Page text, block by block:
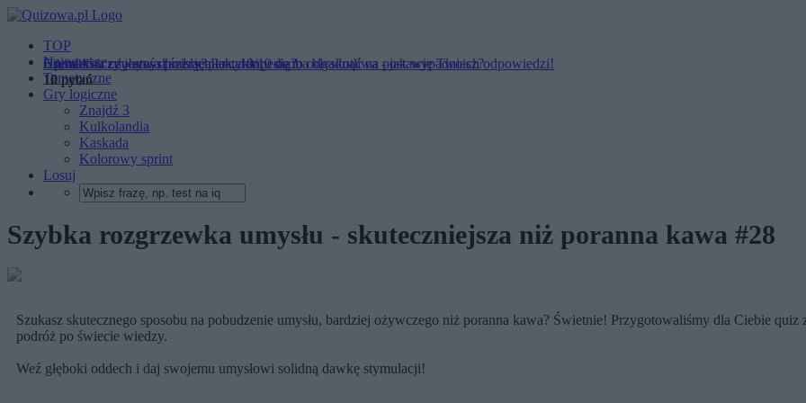
TOP
Najnowsze
Tematyczne
Gry logiczne
Znajdź 3
Kulkolandia
Kaskada
Kolorowy sprint
Losuj
Szybka rozgrzewka umysłu - skuteczniejsza niż poranna kawa #28
Szukasz skutecznego sposobu na pobudzenie umysłu, bardziej ożywczego niż poranna kawa? Świetnie! Przygotowaliśmy dla Ciebie
podróż po świecie wiedzy.
Weź głęboki oddech i daj swojemu umysłowi solidną dawkę stymulacji!
6 punktów zdobywa przeciętniak, 10/10 osoba błyskotliwa - jak wypadniesz?
10 pytań
Litera A - czy jesteś chodzącą encyklopedią?
10 pytań
Humanista czy umysł ścisły? Postaramy się to odgadnąć na postawie Twoich odpowiedzi!
12 pytań